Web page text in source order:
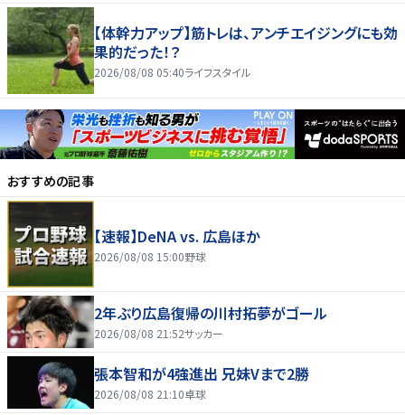
【体幹力アップ】筋トレは、アンチエイジングにも効
果的だった！？
2026/08/08 05:40ライフスタイル
おすすめの記事
【速報】DeNA vs. 広島ほか
2026/08/08 15:00野球
2年ぶり広島復帰の川村拓夢がゴール
2026/08/08 21:52サッカー
張本智和が4強進出 兄妹Vまで2勝
2026/08/08 21:10卓球